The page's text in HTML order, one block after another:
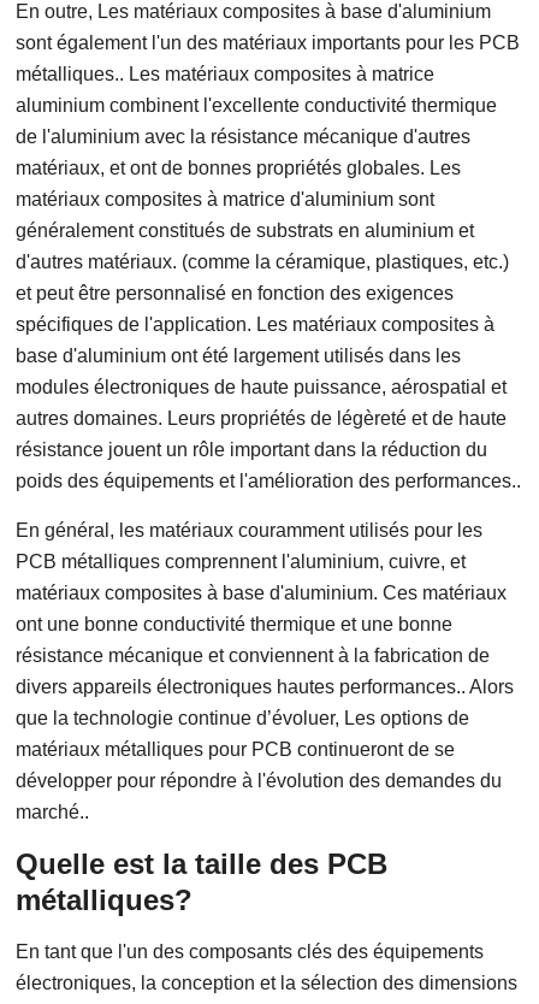
En outre, Les matériaux composites à base d'aluminium
sont également l'un des matériaux importants pour les PCB
métalliques.. Les matériaux composites à matrice
aluminium combinent l'excellente conductivité thermique
de l'aluminium avec la résistance mécanique d'autres
matériaux, et ont de bonnes propriétés globales. Les
matériaux composites à matrice d'aluminium sont
généralement constitués de substrats en aluminium et
d'autres matériaux. (comme la céramique, plastiques, etc.)
et peut être personnalisé en fonction des exigences
spécifiques de l'application. Les matériaux composites à
base d'aluminium ont été largement utilisés dans les
modules électroniques de haute puissance, aérospatial et
autres domaines. Leurs propriétés de légèreté et de haute
résistance jouent un rôle important dans la réduction du
poids des équipements et l'amélioration des performances..
En général, les matériaux couramment utilisés pour les
PCB métalliques comprennent l'aluminium, cuivre, et
matériaux composites à base d'aluminium. Ces matériaux
ont une bonne conductivité thermique et une bonne
résistance mécanique et conviennent à la fabrication de
divers appareils électroniques hautes performances.. Alors
que la technologie continue d’évoluer, Les options de
matériaux métalliques pour PCB continueront de se
développer pour répondre à l'évolution des demandes du
marché..
Quelle est la taille des PCB
métalliques?
En tant que l'un des composants clés des équipements
électroniques, la conception et la sélection des dimensions